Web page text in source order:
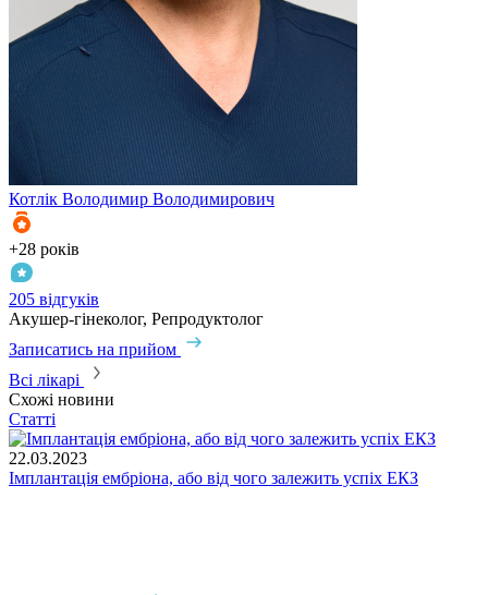
Котлік Володимир Володимирович
+28 років
205 відгуків
Акушер-гінеколог, Репродуктолог
Записатись на прийом
Всі лікарі
Схожі новини
Статті
22.03.2023
Імплантація ембріона, або від чого залежить успіх ЕКЗ